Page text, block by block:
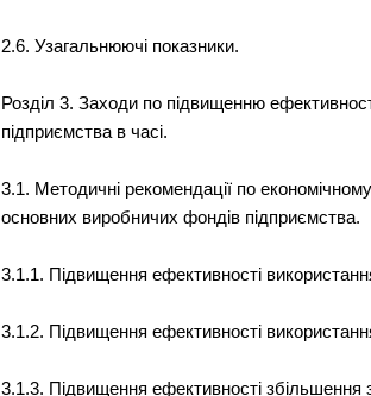
2.6. Узагальнюючі показники.
Розділ 3. Заходи по підвищенню
підприємства в часі.
3.1. Методичні рекомендації по
основних виробничих фондів підприємства.
3.1.1. Підвищення ефективності
3.1.2. Підвищення ефективності
3.1.3. Підвищення ефективності збільшення